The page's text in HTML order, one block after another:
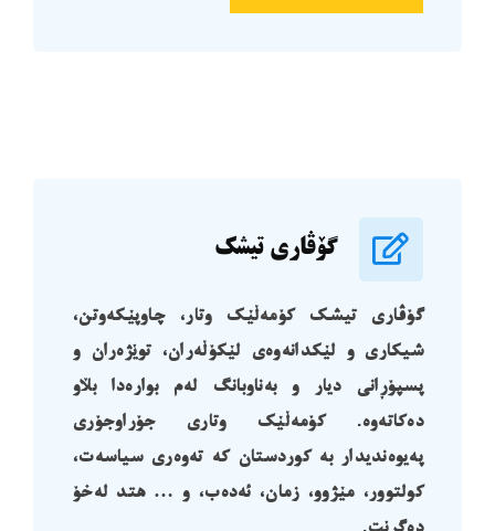
گۆڤاری تیشک
گۆڤاری تیشک کۆمەڵێک وتار، چاوپێکەوتن،
شیکاری و لێکدانەوەی لێکۆڵەران، توێژەران و
پسپۆڕانی دیار و بەناوبانگ لەم بوارەدا بڵاو
دەکاتەوە. کۆمەڵێک وتاری جۆراوجۆری
پەیوەندیدار بە کوردستان کە تەوەری سیاسەت،
کولتوور، مێژوو، زمان، ئەدەب، و … هتد لەخۆ